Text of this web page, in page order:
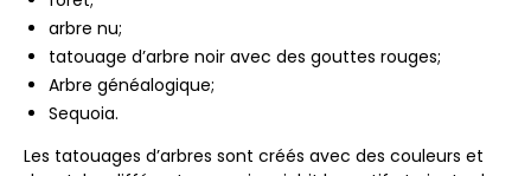
arbre nu;
tatouage d’arbre noir avec des gouttes rouges;
Arbre généalogique;
Sequoia.
Les tatouages ​​d’arbres sont créés avec des couleurs et